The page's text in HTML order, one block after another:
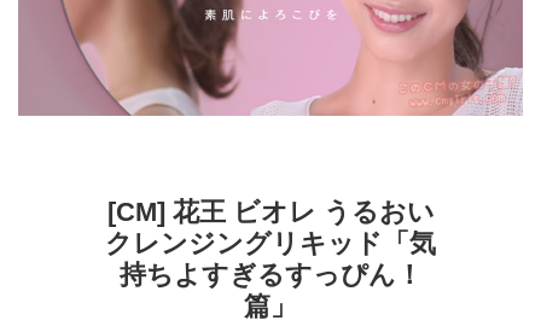
[CM] 花王 ビオレ うるおい
クレンジングリキッド「気
持ちよすぎるすっぴん！
篇」